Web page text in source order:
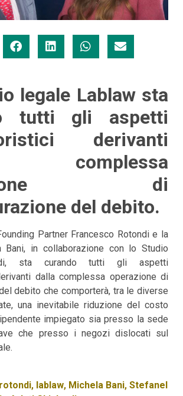
legale Lablaw sta
tutti gli aspetti
derivanti
complessa
di
del debito.
Partner Francesco Rotondi e la
Bani, in collaborazione con lo Studio
sta curando tutti gli aspetti
dalla complessa operazione di
debito che comporterà, tra le diverse
una inevitabile riduzione del costo
impiegato sia presso la sede
che presso i negozi dislocati sul
, lablaw, Michela Bani, Stefanel